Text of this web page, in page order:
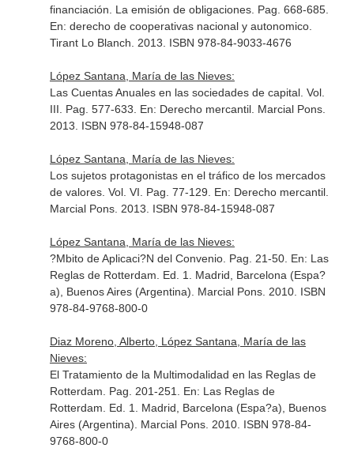
financiación. La emisión de obligaciones. Pag. 668-685.
En: derecho de cooperativas nacional y autonomico.
Tirant Lo Blanch. 2013. ISBN 978-84-9033-4676
López Santana, María de las Nieves:
Las Cuentas Anuales en las sociedades de capital. Vol.
III. Pag. 577-633. En: Derecho mercantil. Marcial Pons.
2013. ISBN 978-84-15948-087
López Santana, María de las Nieves:
Los sujetos protagonistas en el tráfico de los mercados
de valores. Vol. VI. Pag. 77-129. En: Derecho mercantil.
Marcial Pons. 2013. ISBN 978-84-15948-087
López Santana, María de las Nieves:
?Mbito de Aplicaci?N del Convenio. Pag. 21-50. En: Las
Reglas de Rotterdam . Ed. 1. Madrid, Barcelona (Espa?
a), Buenos Aires (Argentina). Marcial Pons. 2010. ISBN
978-84-9768-800-0
Diaz Moreno, Alberto, López Santana, María de las
Nieves:
El Tratamiento de la Multimodalidad en las Reglas de
Rotterdam. Pag. 201-251. En: Las Reglas de
Rotterdam . Ed. 1. Madrid, Barcelona (Espa?a), Buenos
Aires (Argentina). Marcial Pons. 2010. ISBN 978-84-
9768-800-0